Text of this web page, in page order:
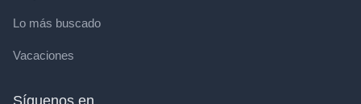
Lo más buscado
Vacaciones
Síguenos en